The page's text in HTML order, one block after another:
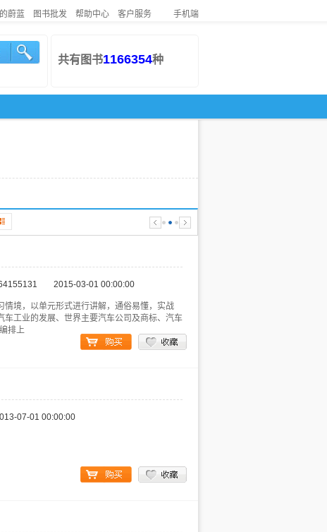
蔚蓝 图书批发 帮助中心 客户服务 手机端
共有图书1166354种
2015-03-01 00:00:00
境，以单元形式进行讲解，通俗易懂，实战
工业的发展、世界主要汽车公司及商标、汽车
排上
07-01 00:00:00